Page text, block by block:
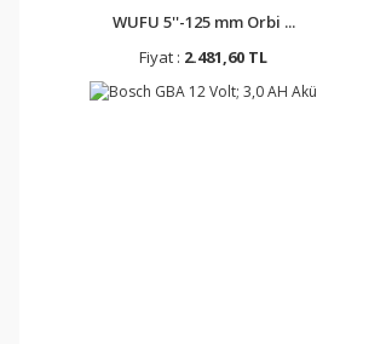
WUFU 5''-125 mm Orbi ...
Fiyat : 2.481,60 TL